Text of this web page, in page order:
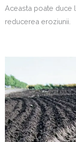
Aceasta poate duce
reducerea eroziunii.